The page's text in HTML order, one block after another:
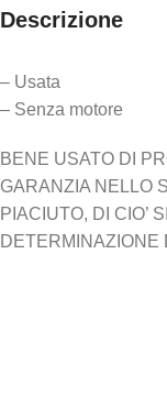
Descrizione
– Usata
– Senza motore
BENE USATO DI
GARANZIA NELLO
PIACIUTO, DI CIO’
DETERMINAZIONE